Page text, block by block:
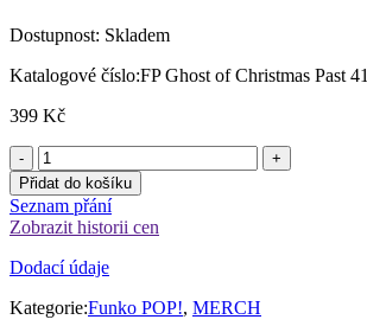
Dostupnost: Skladem
Katalogové číslo:FP Ghost of Christmas Past 41
399 Kč
Přidat do košíku
Seznam přání
Zobrazit historii cen
Dodací údaje
Kategorie:Funko POP!, MERCH